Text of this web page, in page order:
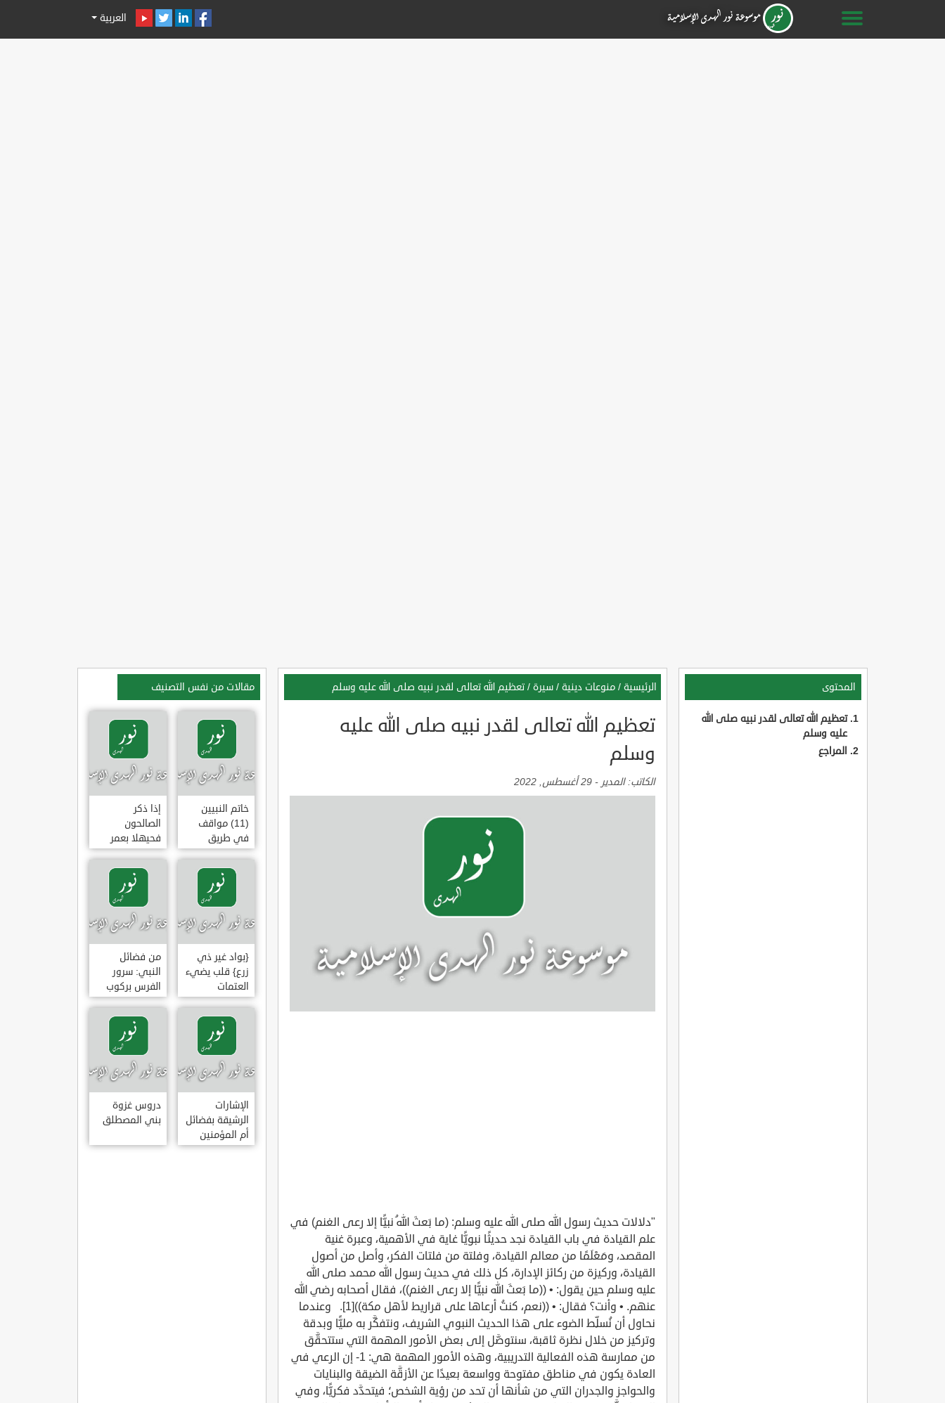
العربية
المحتوى
تعظيم الله تعالى لقدر نبيه صلى الله
عليه وسلم
المراجع
الرئيسية / منوعات دينية / سيرة / تعظيم الله تعالى لقدر نبيه صلى الله عليه وسلم
تعظيم الله تعالى لقدر نبيه صلى الله عليه
وسلم
الكاتب:المدير - 29 أغسطس, 2022
"دلالات حديث رسول الله صلى الله عليه وسلم: (ما بَعثَ اللهُ نبيًّا إلا رعى الغنم) في
علم القيادة في باب القيادة نجد حديثًا نبويًّا غاية في الأهمية، وعبرة غنية
المقصد، ومَعْلَمًا من معالم القيادة، وفلتة من فلتات الفكر، وأصل من أصول
القيادة، وركيزة من ركائز الإدارة، كل ذلك في حديث رسول الله محمد صلى الله
عليه وسلم حين يقول: • ((ما بَعثَ الله نبيًّا إلا رعى الغنم))، فقال أصحابه رضي الله
عنهم. • وأنت؟ فقال: • ((نعم، كنتُ أرعاها على قراريط لأهل مكة))[1]. وعندما
نحاول أن نُسلِّط الضوء على هذا الحديث النبوي الشريف، ونتفكَّر به مليًّا وبدقة
وتركيز من خلال نظرة ثاقبة، سنتوصَّل إلى بعض الأمور المهمة التي ستتحقَّق
من ممارسة هذه الفعالية التدريبية، وهذه الأمور المهمة هي: 1- إن الرعي في
العادة يكون في مناطق مفتوحة وواسعة بعيدًا عن الأزقَّة الضيقة والبنايات
والحواجز والجدران التي من شأنها أن تحد من رؤية الشخص؛ فيتحدَّد فكريًّا، وفي
مقالات من نفس التصنيف
خاتم النبيين
(11) مواقف
في طريق
الهجرة
إذا ذكر
الصالحون
فحيهلا بعمر
(خطبة)
{بواد غير ذي
زرع} قلب يضيء
العتمات
من فضائل
النبي: سرور
الفرس بركوب
النبي وخضوع
البراق له
الإشارات
الرشيقة بفضائل
أم المؤمنين
عائشة الصديقة
دروس غزوة
بني المصطلق